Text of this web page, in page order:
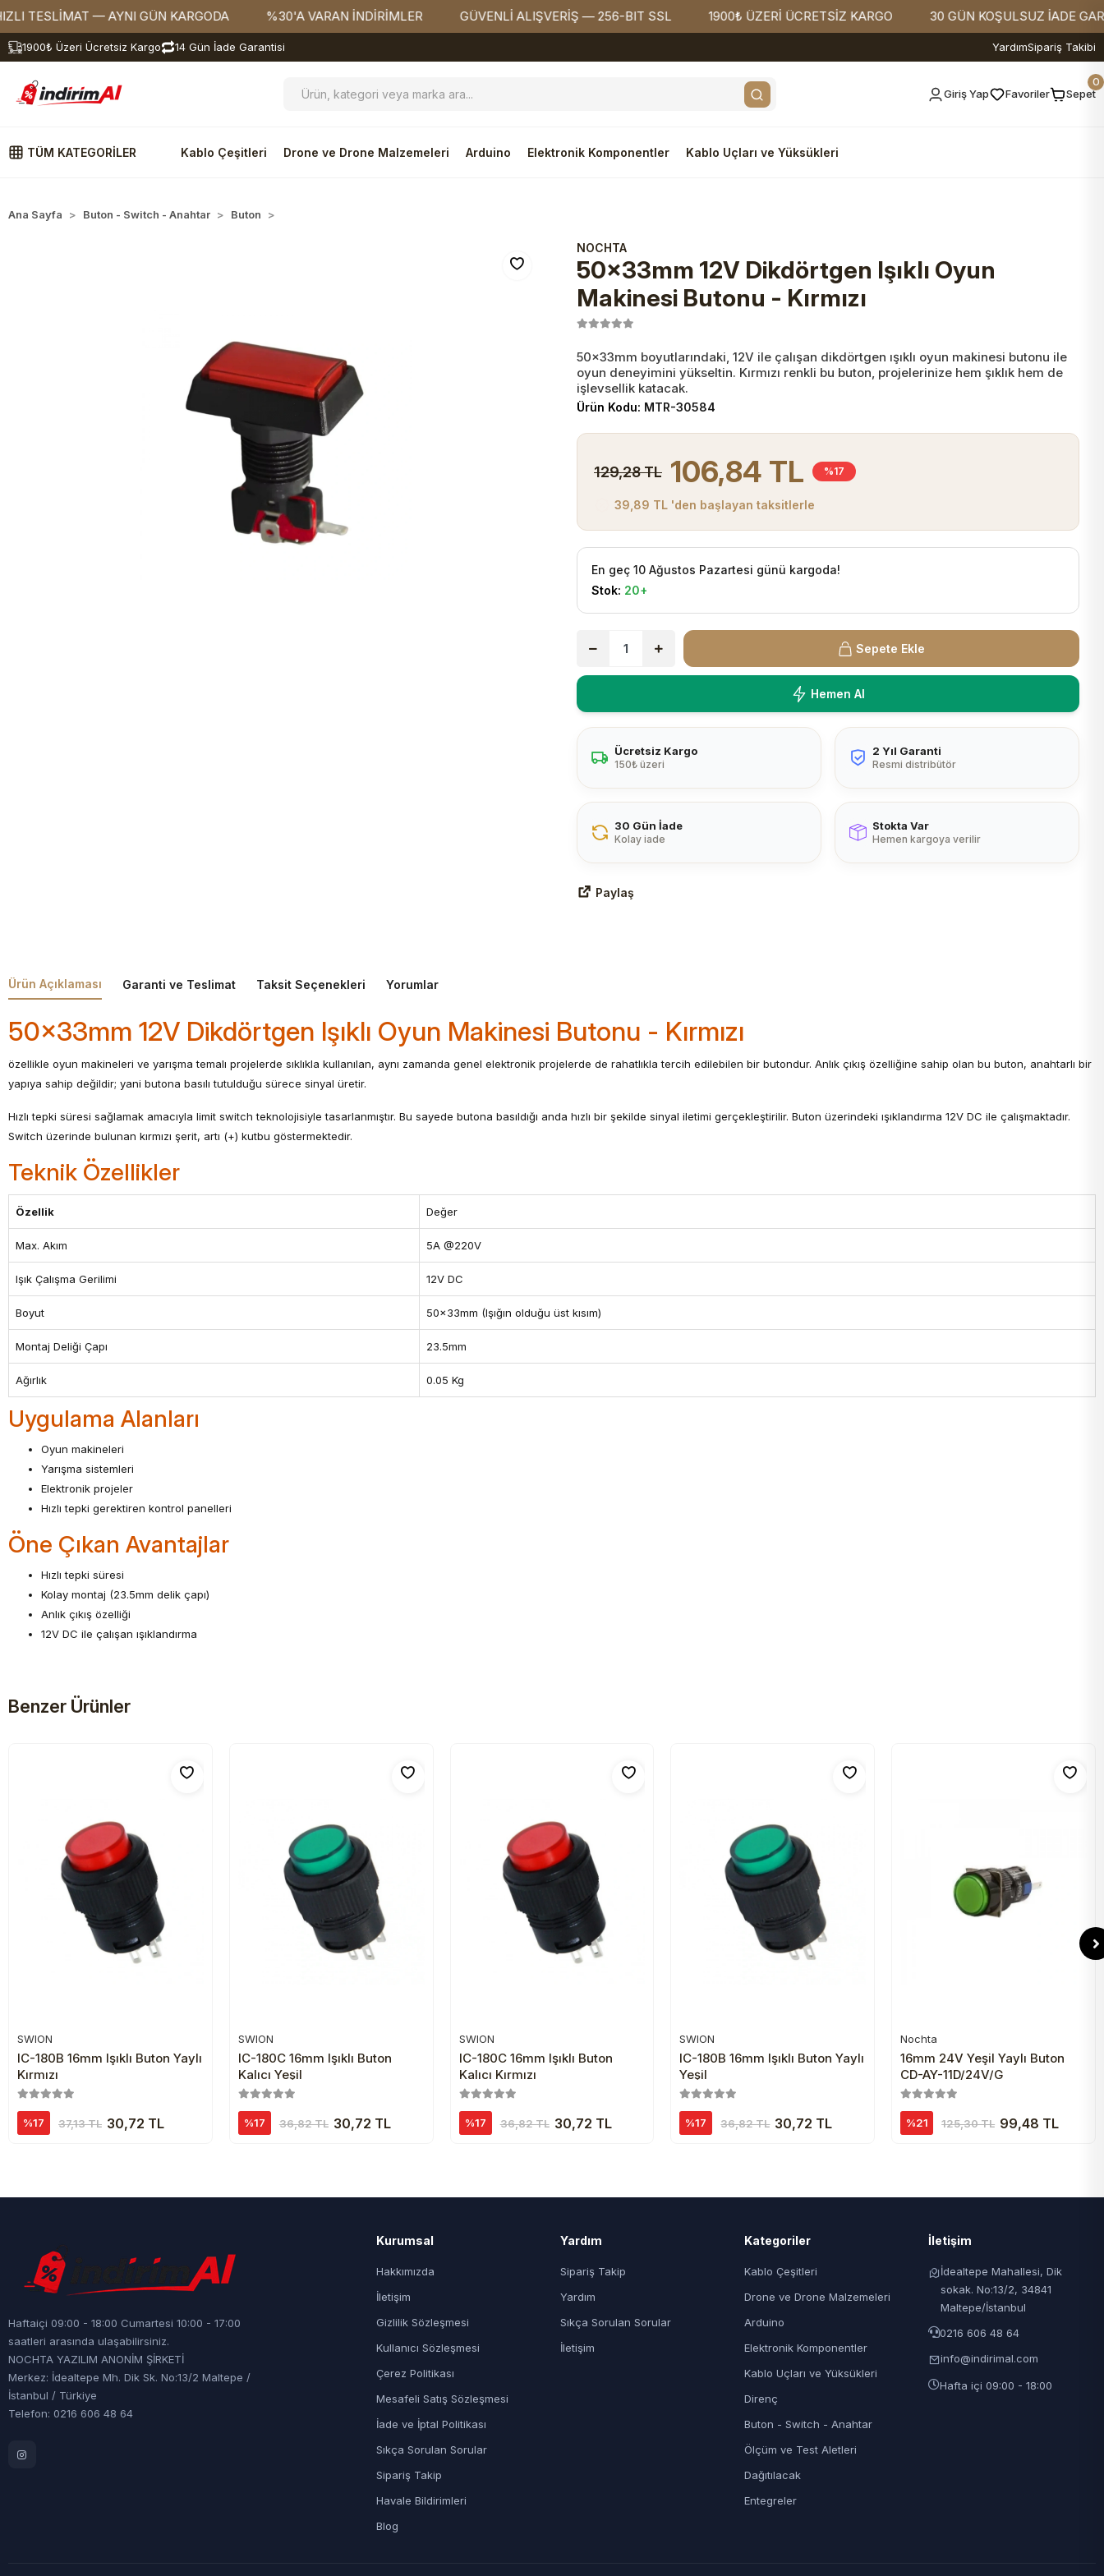
— AYNI GÜN KARGODA %30'A VARAN İNDİRİMLER GÜVENLİ ALIŞVERİŞ — 256-BIT SSL 1900₺ ÜZERİ ÜCRETSİZ KARGO 30 GÜN KOŞULSUZ İADE
1900₺ Üzeri Ücretsiz Kargo 14 Gün İade Garantisi YardımSipariş Takibi
Giriş Yap Favoriler Sepet
0
TÜM KATEGORİLER Kablo Çeşitleri Drone ve Drone Malzemeleri Arduino Elektronik Komponentler Kablo Uçları ve Yüksükleri
Ana Sayfa Buton - Switch - Anahtar Buton
NOCHTA
50x33mm 12V Dikdörtgen Işıklı Oyun
Makinesi Butonu - Kırmızı
50x33mm boyutlarındaki, 12V ile çalışan dikdörtgen ışıklı oyun makinesi butonu ile
oyun deneyimini yükseltin. Kırmızı renkli bu buton, projelerinize hem şıklık hem de
işlevsellik katacak.
Ürün Kodu: MTR-30584
129,28 TL 106,84 TL %17
39,89 TL 'den başlayan taksitlerle
En geç 10 Ağustos Pazartesi günü kargoda!
Stok: 20+
Sepete Ekle
Hemen Al
Ücretsiz Kargo
150₺ üzeri
2 Yıl Garanti
Resmi distribütör
30 Gün İade
Kolay iade
Stokta Var
Hemen kargoya verilir
Paylaş
Ürün Açıklaması Garanti ve Teslimat Taksit Seçenekleri Yorumlar
50x33mm 12V Dikdörtgen Işıklı Oyun Makinesi Butonu - Kırmızı
özellikle oyun makineleri ve yarışma temalı projelerde sıklıkla kullanılan, aynı zamanda genel elektronik projelerde de rahatlıkla tercih edilebilen bir butondur. Anlık çıkış özelliğine sahip olan bu buton, anahtarlı bir
yapıya sahip değildir; yani butona basılı tutulduğu sürece sinyal üretir.
Hızlı tepki süresi sağlamak amacıyla limit switch teknolojisiyle tasarlanmıştır. Bu sayede butona basıldığı anda hızlı bir şekilde sinyal iletimi gerçekleştirilir. Buton üzerindeki ışıklandırma 12V DC ile çalışmaktadır.
Switch üzerinde bulunan kırmızı şerit, artı (+) kutbu göstermektedir.
Teknik Özellikler
Özellik Değer
Max. Akım 5A @220V
Işık Çalışma Gerilimi 12V DC
Boyut 50x33mm (Işığın olduğu üst kısım)
Montaj Deliği Çapı 23.5mm
Ağırlık 0.05 Kg
Uygulama Alanları
Oyun makineleri
Yarışma sistemleri
Elektronik projeler
Hızlı tepki gerektiren kontrol panelleri
Öne Çıkan Avantajlar
Hızlı tepki süresi
Kolay montaj (23.5mm delik çapı)
Anlık çıkış özelliği
12V DC ile çalışan ışıklandırma
Benzer Ürünler
Sepete Ekle
SWION
IC-180B 16mm Işıklı Buton Yaylı
Kırmızı
%17 37,13 TL 30,72 TL
Sepete Ekle
SWION
IC-180C 16mm Işıklı Buton
Kalıcı Yeşil
%17 36,82 TL 30,72 TL
Sepete Ekle
SWION
IC-180C 16mm Işıklı Buton
Kalıcı Kırmızı
%17 36,82 TL 30,72 TL
Sepete Ekle
SWION
IC-180B 16mm Işıklı Buton Yaylı
Yeşil
%17 36,82 TL 30,72 TL
Sepete Ekle
Nochta
16mm 24V Yeşil Yaylı Buton
CD-AY-11D/24V/G
%21 125,30 TL 99,48 TL
Haftaiçi 09:00 - 18:00 Cumartesi 10:00 - 17:00
saatleri arasında ulaşabilirsiniz.
NOCHTA YAZILIM ANONİM ŞİRKETİ
Merkez: İdealtepe Mh. Dik Sk. No:13/2 Maltepe /
İstanbul / Türkiye
Telefon: 0216 606 48 64
Kurumsal
Hakkımızda
İletişim
Gizlilik Sözleşmesi
Kullanıcı Sözleşmesi
Çerez Politikası
Mesafeli Satış Sözleşmesi
İade ve İptal Politikası
Sıkça Sorulan Sorular
Sipariş Takip
Havale Bildirimleri
Blog
Yardım
Sipariş Takip
Yardım
Sıkça Sorulan Sorular
İletişim
Kategoriler
Kablo Çeşitleri
Drone ve Drone Malzemeleri
Arduino
Elektronik Komponentler
Kablo Uçları ve Yüksükleri
Direnç
Buton - Switch - Anahtar
Ölçüm ve Test Aletleri
Dağıtılacak
Entegreler
İletişim
İdealtepe Mahallesi, Dik
sokak. No:13/2, 34841
Maltepe/İstanbul
0216 606 48 64
info@indirimal.com
Hafta içi 09:00 - 18:00